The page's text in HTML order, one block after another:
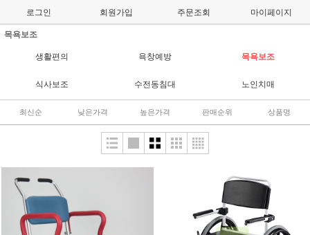
로그인 회원가입 주문조회 마이페이지
목욕보조
생활편의 욕창예방 목욕보조
식사보조 수전동침대 노인치매
최신순 낮은가격 높은가격 판매순위 상품명